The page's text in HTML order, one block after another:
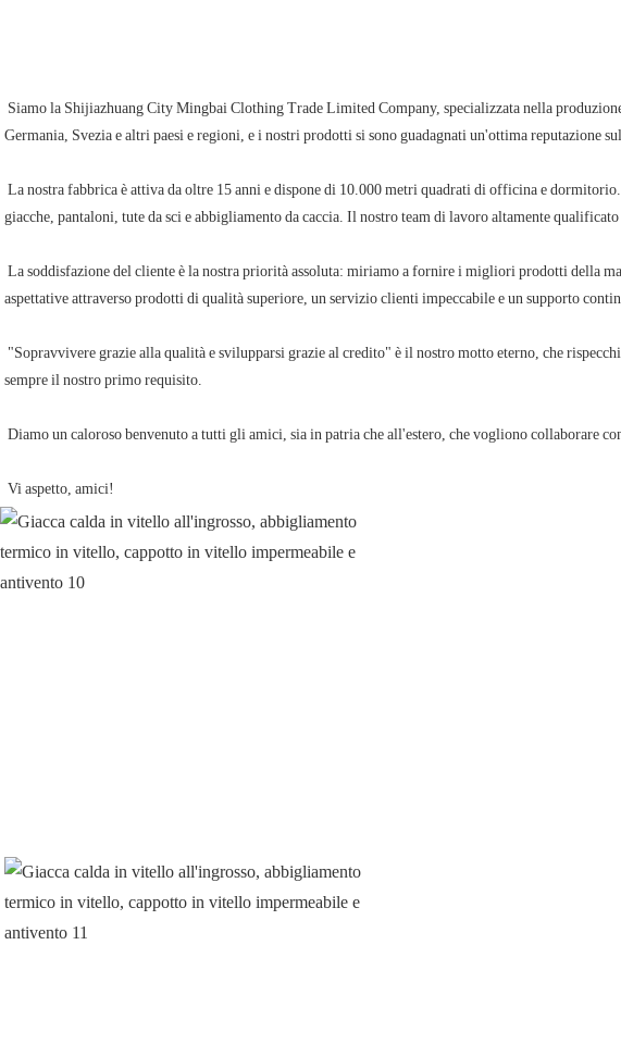
Germania, Svezia e altri paesi e regioni, e i nostri prodotti si sono guadagnati un'ottima reputazione
giacche, pantaloni, tute da sci e abbigliamento da caccia. Il nostro team di lavoro altamente
aspettative attraverso prodotti di qualità superiore, un servizio clienti impeccabile e un supporto
sempre il nostro primo requisito.
Diamo un caloroso benvenuto a tutti gli amici, sia in patria che all'estero, che vogliono collaborare
Vi aspetto, amici!